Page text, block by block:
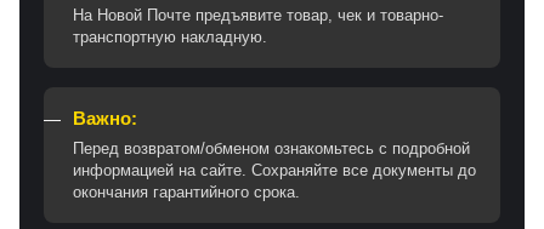
На Новой Почте предъявите товар, чек и товарно-
транспортную накладную.
Важно:
Перед возвратом/обменом ознакомьтесь с подробной
информацией на сайте. Сохраняйте все документы до
окончания гарантийного срока.